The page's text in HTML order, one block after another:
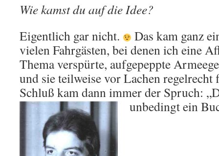
Wie kamst du auf die Idee?
Eigentlich gar nicht.
Das kam ganz
vielen Fahrgästen, bei denen ich eine
Thema verspürte, aufgepeppte
und sie teilweise vor Lachen regelrecht
Schluß kam dann immer der Spruch:
unbedingt ein